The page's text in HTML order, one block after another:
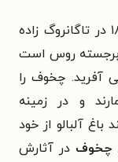
در ۲۹ ژانویهٔ ۱۸۶۰ در تاگانروگ زاده
برجسته روس است
بیش از ۷۰۰ اثر ادبی آفرید. چخوف را
و در زمینه
باغ آلبالو از خود
چخوف در آثارش